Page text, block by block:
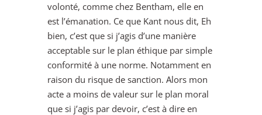
volonté, comme chez Bentham, elle en
est l’émanation. Ce que Kant nous dit, Eh
bien, c’est que si j’agis d’une manière
acceptable sur le plan éthique par simple
conformité à une norme. Notamment en
raison du risque de sanction. Alors mon
acte a moins de valeur sur le plan moral
que si j’agis par devoir, c’est à dire en